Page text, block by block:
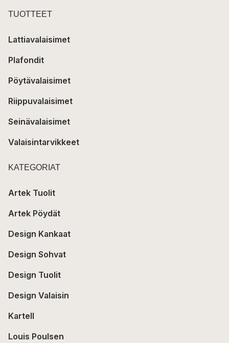
TUOTTEET
Lattiavalaisimet
Plafondit
Pöytävalaisimet
Riippuvalaisimet
Seinävalaisimet
Valaisintarvikkeet
KATEGORIAT
Artek Tuolit
Artek Pöydät
Design Kankaat
Design Sohvat
Design Tuolit
Design Valaisin
Kartell
Louis Poulsen